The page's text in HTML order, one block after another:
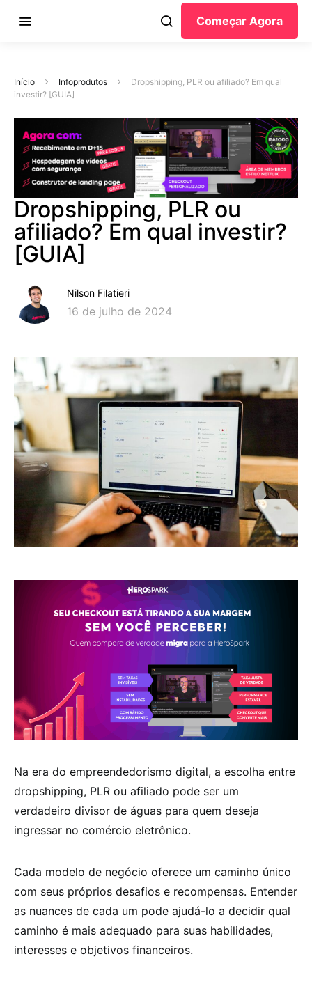
Começar Agora
Início Infoprodutos
Dropshipping, PLR ou afiliado? Em qual
investir? [GUIA]
Dropshipping, PLR ou
afiliado? Em qual investir?
[GUIA]
Nilson Filatieri
16 de julho de 2024
Na era do empreendedorismo digital, a escolha entre
dropshipping, PLR ou afiliado pode ser um
verdadeiro divisor de águas para quem deseja
ingressar no comércio eletrônico.
Cada modelo de negócio oferece um caminho único
com seus próprios desafios e recompensas. Entender
as nuances de cada um pode ajudá-lo a decidir qual
caminho é mais adequado para suas habilidades,
interesses e objetivos financeiros.